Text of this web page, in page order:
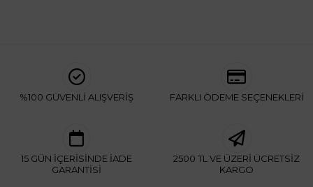
%100 GÜVENLİ ALIŞVERİŞ FARKLI ÖDEME SEÇENEKLERİ
15 GÜN İÇERİSİNDE İADE
GARANTİSİ
2500 TL VE ÜZERİ ÜCRETSİZ
KARGO